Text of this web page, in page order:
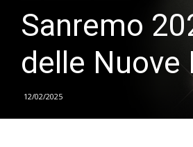
Sanremo
delle Nuove
12/02/2025